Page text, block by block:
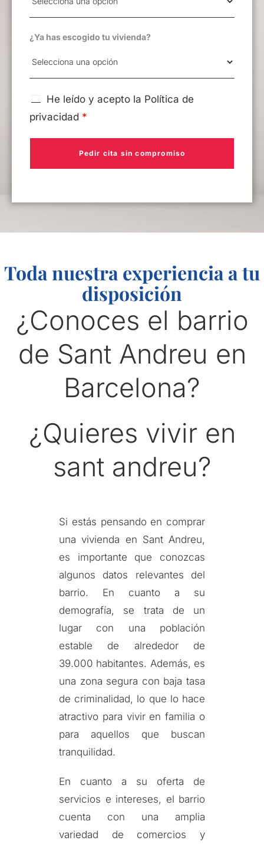
¿Ya has escogido tu vivienda?
He leído y acepto la Política de
privacidad *
Pedir cita sin compromiso
Toda nuestra experiencia a tu
disposición
¿Conoces el barrio
de Sant Andreu en
Barcelona?
¿Quieres vivir en
sant andreu?
Si estás pensando en comprar
una vivienda en Sant Andreu,
es importante que conozcas
algunos datos relevantes del
barrio. En cuanto a su
demografía, se trata de un
lugar con una población
estable de alrededor de
39.000 habitantes. Además, es
una zona segura con baja tasa
de criminalidad, lo que lo hace
atractivo para vivir en familia o
para aquellos que buscan
tranquilidad.
En cuanto a su oferta de
servicios e intereses, el barrio
cuenta con una amplia
variedad de comercios y